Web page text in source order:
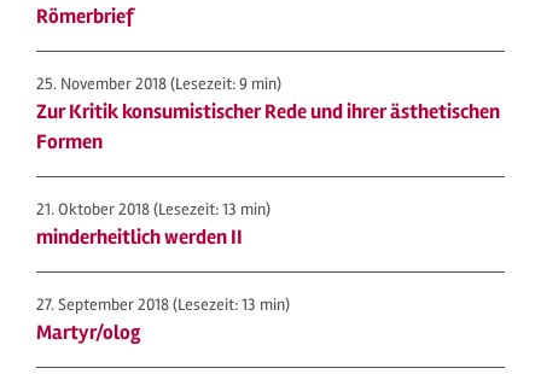
Römerbrief
25. November 2018(Lesezeit: 9 min)
Zur Kritik konsumistischer Rede und ihrer ästhetischen
Formen
21. Oktober 2018(Lesezeit: 13 min)
minderheitlich werden II
27. September 2018(Lesezeit: 13 min)
Martyr/olog